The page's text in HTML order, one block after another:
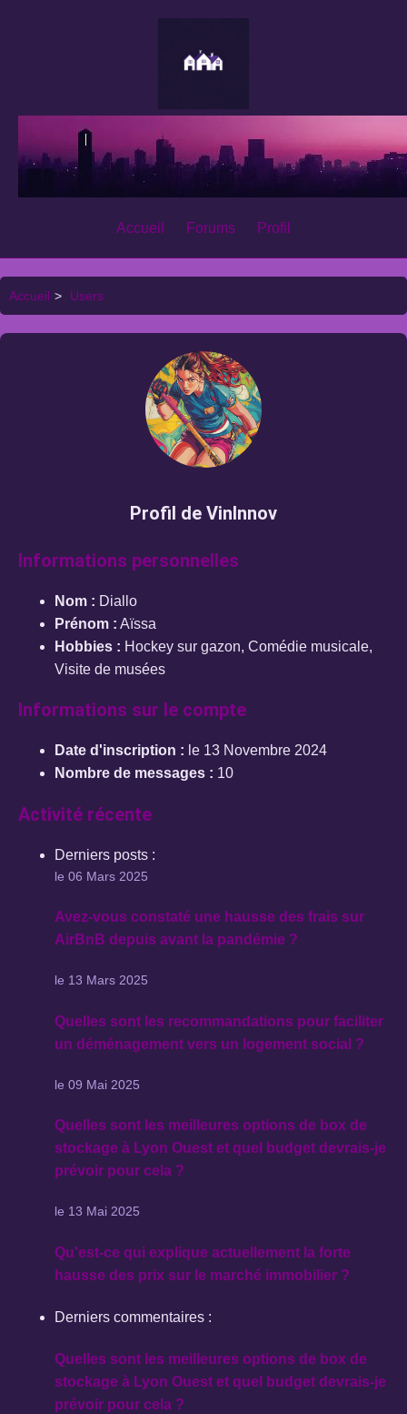
Accueil Forums Profil
Accueil > Users
Profil de VinInnov
Informations personnelles
Nom : Diallo
Prénom : Aïssa
Hobbies : Hockey sur gazon, Comédie musicale,
Visite de musées
Informations sur le compte
Date d'inscription : le 13 Novembre 2024
Nombre de messages : 10
Activité récente
Derniers posts :
le 06 Mars 2025
Avez-vous constaté une hausse des frais sur
AirBnB depuis avant la pandémie ?
le 13 Mars 2025
Quelles sont les recommandations pour faciliter
un déménagement vers un logement social ?
le 09 Mai 2025
Quelles sont les meilleures options de box de
stockage à Lyon Ouest et quel budget devrais-je
prévoir pour cela ?
le 13 Mai 2025
Qu'est-ce qui explique actuellement la forte
hausse des prix sur le marché immobilier ?
Derniers commentaires :
Quelles sont les meilleures options de box de
stockage à Lyon Ouest et quel budget devrais-je
prévoir pour cela ?